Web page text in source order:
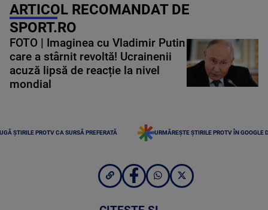
ARTICOL RECOMANDAT DE
SPORT.RO
FOTO | Imaginea cu Vladimir Putin
care a stârnit revoltă! Ucrainenii
acuză lipsă de reacție la nivel
mondial
ȘTIRILE PROTV CA SURSĂ PREFERATĂ URMĂREȘTE ȘTIRILE PROTV ÎN GOOGLE